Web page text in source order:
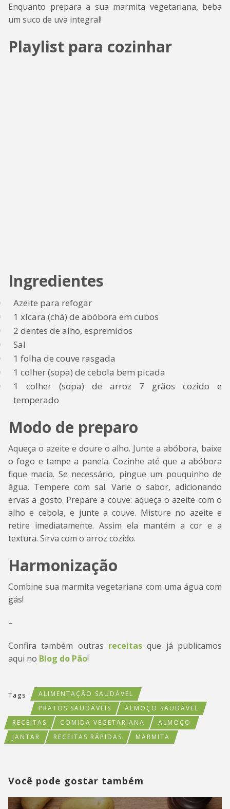
Enquanto prepara a sua marmita vegetariana, beba
um suco de uva integral!
Playlist para cozinhar
Ingredientes
Azeite para refogar
1 xícara (chá) de abóbora em cubos
2 dentes de alho, espremidos
Sal
1 folha de couve rasgada
1 colher (sopa) de cebola bem picada
1 colher (sopa) de arroz 7 grãos cozido e
temperado
Modo de preparo
Aqueça o azeite e doure o alho. Junte a abóbora, baixe
o fogo e tampe a panela. Cozinhe até que a abóbora
fique macia. Se necessário, pingue um pouquinho de
água. Tempere com sal. Varie o sabor, adicionando
ervas a gosto. Prepare a couve: aqueça o azeite com o
alho e cebola, e junte a couve. Misture no azeite e
retire imediatamente. Assim ela mantém a cor e a
textura. Sirva com o arroz cozido.
Harmonização
Combine sua marmita vegetariana com uma água com
gás!
–
Confira também outras receitas que já publicamos
aqui no Blog do Pão!
Tags
ALIMENTAÇÃO SAUDÁVEL
PRATOS SAUDÁVEIS
ALMOÇO SAUDÁVEL
RECEITAS
COMIDA VEGETARIANA
ALMOÇO
JANTAR
RECEITAS RÁPIDAS MARMITA
Você pode gostar também